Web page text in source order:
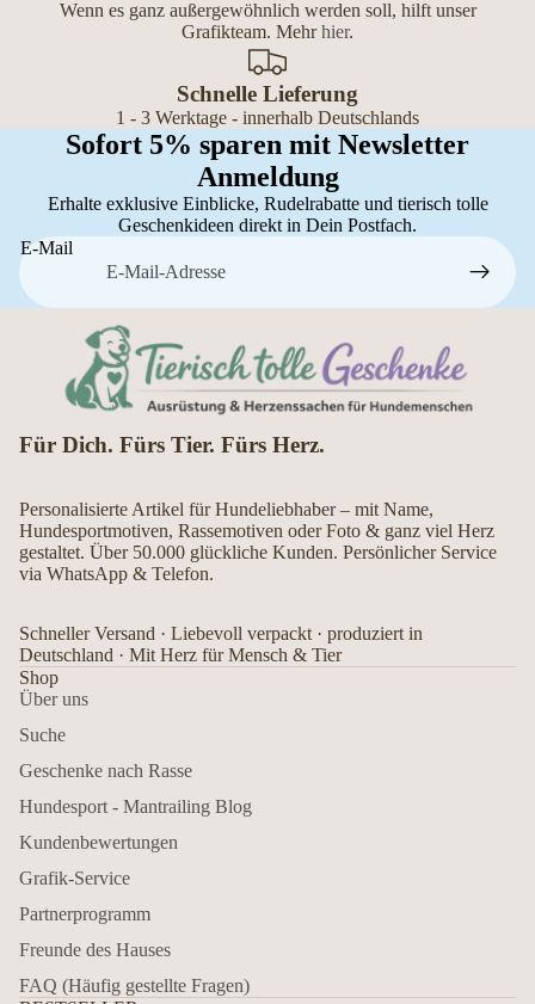
Wenn es ganz außergewöhnlich werden soll, hilft unser
Grafikteam. Mehrhier.
Schnelle Lieferung
1 - 3 Werktage - innerhalb Deutschlands
Sofort 5% sparen mit Newsletter
Anmeldung
Erhalte exklusive Einblicke, Rudelrabatte und tierisch tolle
Geschenkideen direkt in Dein Postfach.
E-Mail
Für Dich. Fürs Tier. Fürs Herz.
Personalisierte Artikel für Hundeliebhaber – mit Name,
Hundesportmotiven, Rassemotiven oder Foto & ganz viel Herz
gestaltet. Über 50.000 glückliche Kunden. Persönlicher Service
via WhatsApp & Telefon.
Schneller Versand · Liebevoll verpackt · produziert in
Deutschland · Mit Herz für Mensch & Tier
Shop
Über uns
Suche
Geschenke nach Rasse
Hundesport - Mantrailing Blog
Kundenbewertungen
Grafik-Service
Partnerprogramm
Freunde des Hauses
FAQ (Häufig gestellte Fragen)